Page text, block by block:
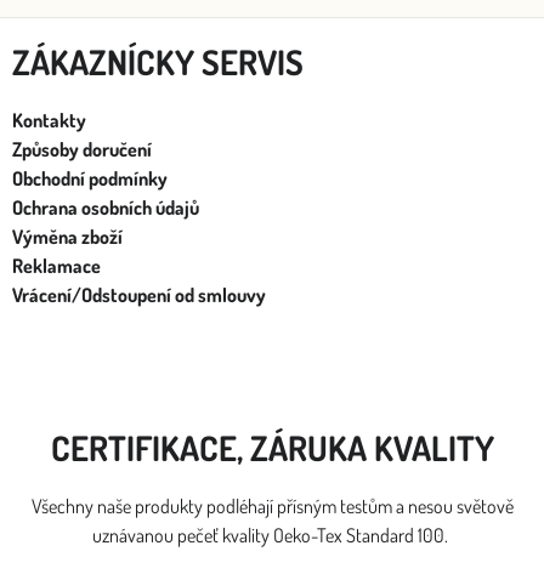
ZÁKAZNÍCKY SERVIS
Kontakty
Způsoby doručení
Obchodní podmínky
Ochrana osobních údajů
Výměna zboží
Reklamace
Vrácení/Odstoupení od smlouvy
CERTIFIKACE, ZÁRUKA KVALITY
Všechny naše produkty podléhají přísným testům a nesou světově
uznávanou pečeť kvality Oeko-Tex Standard 100.